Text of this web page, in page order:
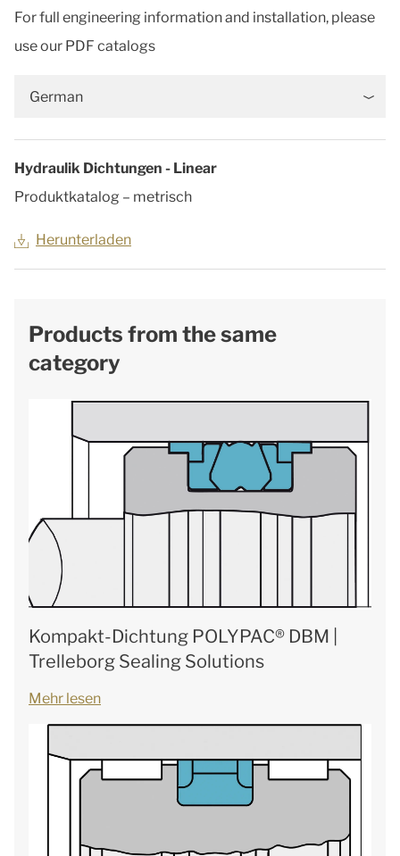
For full engineering information and installation, please
use our PDF catalogs
German
Hydraulik Dichtungen - Linear
Produktkatalog – metrisch
Herunterladen
Products from the same
category
Kompakt-Dichtung POLYPAC® DBM |
Trelleborg Sealing Solutions
Mehr lesen